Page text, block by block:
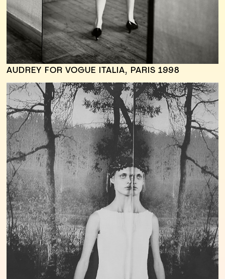
AUDREY FOR VOGUE ITALIA, PARIS 1998